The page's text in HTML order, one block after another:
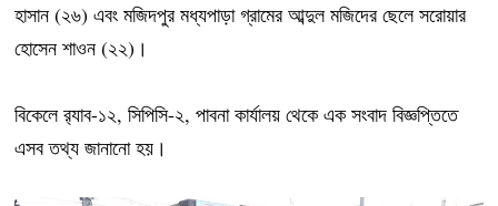
হাসান (২৬) এবং মজিদপুর মধ্যপাড়া গ্রামের আব্দুল মজিদের ছেলে সরোয়ার
হোসেন শাওন (২২)।
বিকেলে র‍্যাব-১২, সিপিসি-২, পাবনা কার্যালয় থেকে এক সংবাদ বিজ্ঞপ্তিতে
এসব তথ্য জানানো হয়।